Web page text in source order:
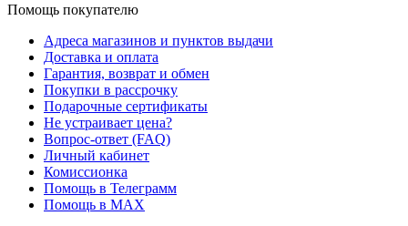
Помощь покупателю
Адреса магазинов и пунктов выдачи
Доставка и оплата
Гарантия, возврат и обмен
Покупки в рассрочку
Подарочные сертификаты
Не устраивает цена?
Вопрос-ответ (FAQ)
Личный кабинет
Комиссионка
Помощь в Телеграмм
Помощь в MAX